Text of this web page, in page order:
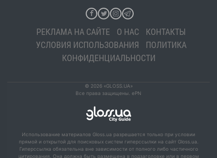
РЕКЛАМА НА САЙТЕ О НАС
КОНТАКТЫ
УСЛОВИЯ ИСПОЛЬЗОВАНИЯ
ПОЛИТИКА
КОНФИДЕНЦИАЛЬНОСТИ
© 2026 «GLOSS.UA»
Все права защищены. ePN
Использование материалов Gloss.ua разрешается только при условии
прямой и открытой для поисковых систем гиперссылки на сайт Gloss.ua.
Гиперссылка обязательна вне зависимости от полного либо частичного
цитирования. Она должна быть размещена в подзаголовке или в первом